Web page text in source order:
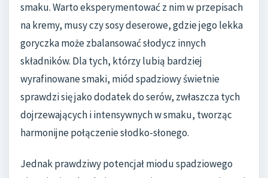
smaku. Warto eksperymentować z nim w przepisach
na kremy, musy czy sosy deserowe, gdzie jego lekka
goryczka może zbalansować słodycz innych
składników. Dla tych, którzy lubią bardziej
wyrafinowane smaki, miód spadziowy świetnie
sprawdzi się jako dodatek do serów, zwłaszcza tych
dojrzewających i intensywnych w smaku, tworząc
harmonijne połączenie słodko-słonego.
Jednak prawdziwy potencjał miodu spadziowego